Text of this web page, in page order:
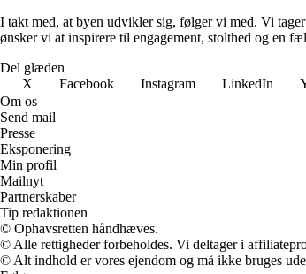
I takt med, at byen udvikler sig, følger vi med. Vi
ønsker vi at inspirere til engagement, stolthed og en
Del glæden
X
Facebook Instagram LinkedIn
Om os
Send mail
Presse
Eksponering
Min profil
Mailnyt
Partnerskaber
Tip redaktionen
© Ophavsretten håndhæves.
© Alle rettigheder forbeholdes. Vi deltager i
© Alt indhold er vores ejendom og må ikke bruges